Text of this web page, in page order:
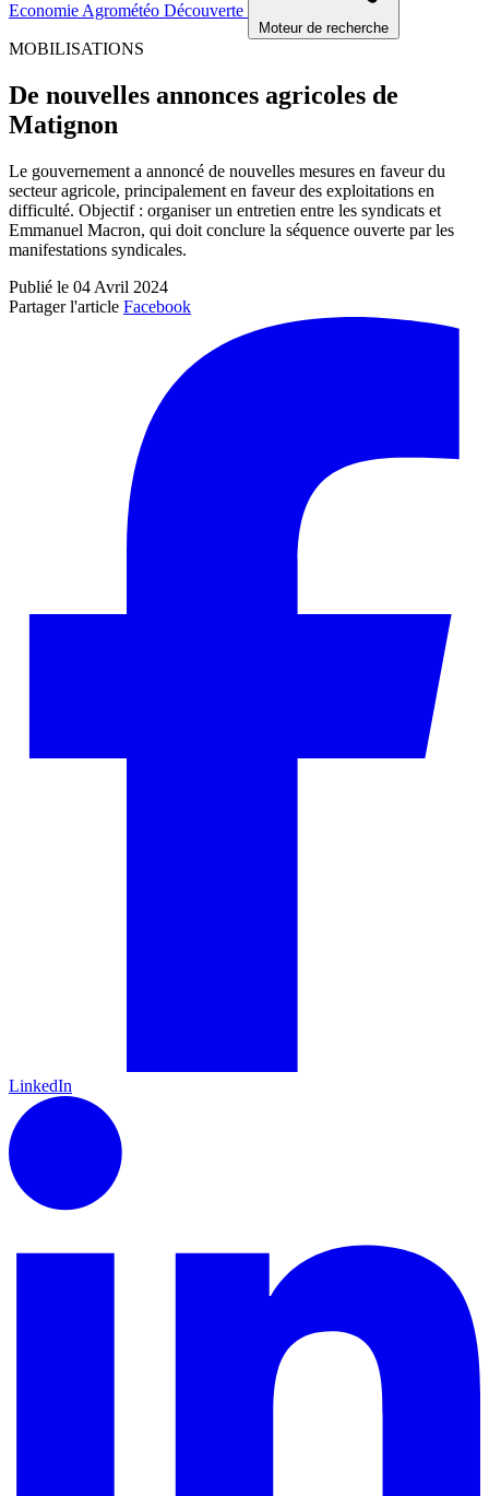
Economie Agrométéo Découverte
Moteur de recherche
MOBILISATIONS
De nouvelles annonces agricoles de
Matignon
Le gouvernement a annoncé de nouvelles mesures en faveur du
secteur agricole, principalement en faveur des exploitations en
difficulté. Objectif : organiser un entretien entre les syndicats et
Emmanuel Macron, qui doit conclure la séquence ouverte par les
manifestations syndicales.
Publié le 04 Avril 2024
Partager l'article Facebook
LinkedIn